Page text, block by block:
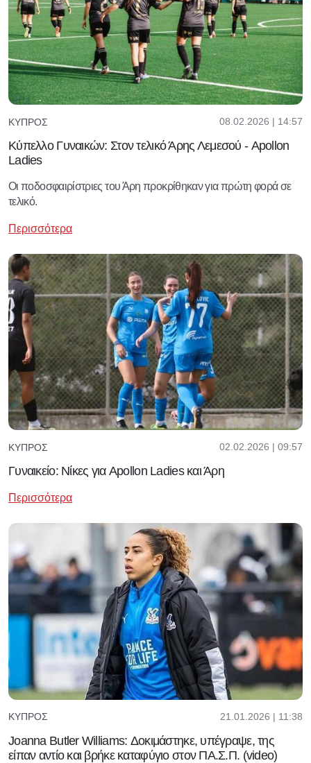
ΚΎΠΡΟΣ 08.02.2026 | 14:57
Κύπελλο Γυναικών: Στον τελικό Άρης Λεμεσού - Apollon
Ladies
Οι ποδοσφαιρίστριες του Άρη προκρίθηκαν για πρώτη φορά σε
τελικό.
Περισσότερα
ΚΎΠΡΟΣ 02.02.2026 | 09:57
Γυναικείο: Νίκες για Apollon Ladies και Άρη
Περισσότερα
ΚΎΠΡΟΣ 21.01.2026 | 11:38
Joanna Butler Williams: Δοκιμάστηκε, υπέγραψε, της
είπαν αντίο και βρήκε καταφύγιο στον ΠΑ.Σ.Π. (video)